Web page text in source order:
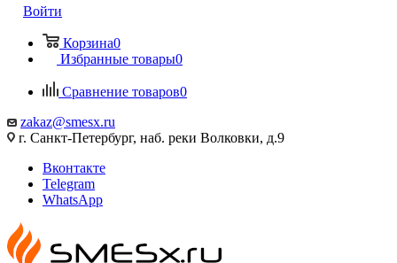
Войти
Корзина0
Избранные товары0
Сравнение товаров0
zakaz@smesx.ru
г. Санкт-Петербург, наб. реки Волковки, д.9
Вконтакте
Telegram
WhatsApp